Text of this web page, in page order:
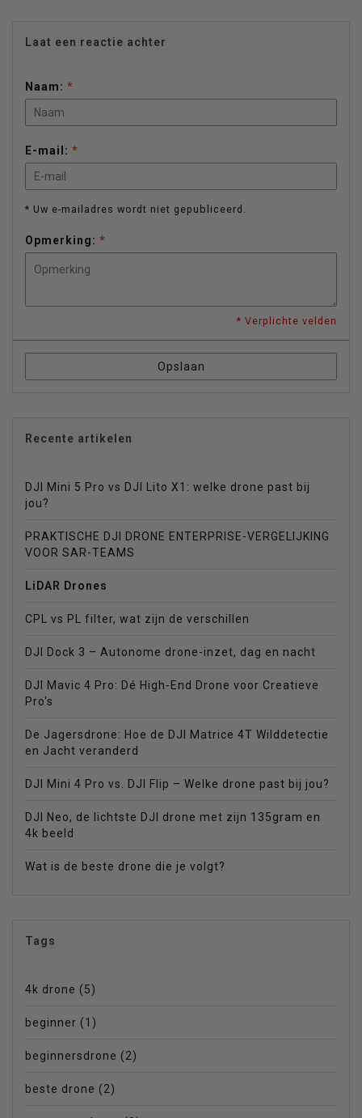
Laat een reactie achter
Naam: *
E-mail: *
* Uw e-mailadres wordt niet gepubliceerd.
Opmerking: *
* Verplichte velden
Opslaan
Recente artikelen
DJI Mini 5 Pro vs DJI Lito X1: welke drone past bij
jou?
PRAKTISCHE DJI DRONE ENTERPRISE-VERGELIJKING
VOOR SAR-TEAMS
LiDAR Drones
CPL vs PL filter, wat zijn de verschillen
DJI Dock 3 – Autonome drone-inzet, dag en nacht
DJI Mavic 4 Pro: Dé High-End Drone voor Creatieve
Pro's
De Jagersdrone: Hoe de DJI Matrice 4T Wilddetectie
en Jacht veranderd
DJI Mini 4 Pro vs. DJI Flip – Welke drone past bij jou?
DJI Neo, de lichtste DJI drone met zijn 135gram en
4k beeld
Wat is de beste drone die je volgt?
Tags
4k drone (5)
beginner (1)
beginnersdrone (2)
beste drone (2)